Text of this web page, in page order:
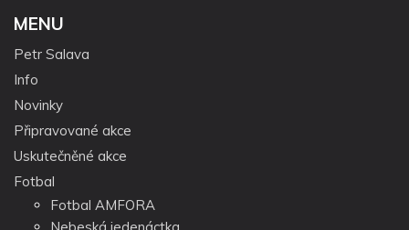
MENU
Petr Salava
Info
Novinky
Připravované akce
Uskutečněné akce
Fotbal
Fotbal AMFORA